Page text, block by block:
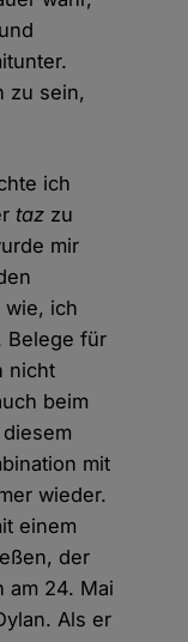
zu sein,
ich
taz zu
mir
wie, ich
Belege für
nicht
beim
mit
wieder.
einem
der
am 24. Mai
Als er